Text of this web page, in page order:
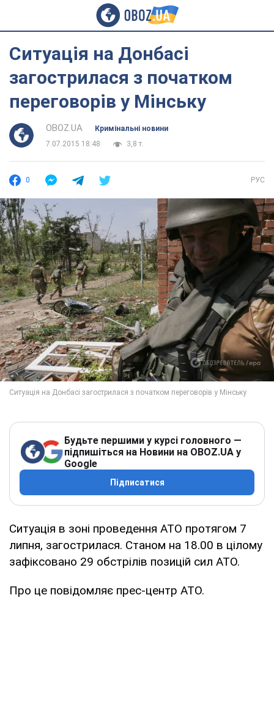
Ситуація на Донбасі
загострилася з початком
переговорів у Мінську
OBOZ.UA
Кримінальні новини
7.07.2015 18:48
3,8 т.
0 РУС
Будьте першими у курсі головного —
підпишіться на Новини на OBOZ.UA у
Google
Підписатися
Ситуація в зоні проведення АТО протягом 7
липня, загострилася. Станом на 18.00 в цілому
зафіксовано 29 обстрілів позицій сил АТО.
Про це повідомляє прес-центр АТО.